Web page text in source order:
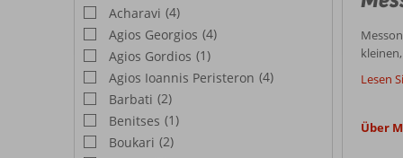
Acharavi (4)
Agios Georgios (4)
Agios Gordios (1)
Agios Ioannis Peristeron (4)
Barbati (2)
Benitses (1)
Boukari (2)
er
Lesen
Über